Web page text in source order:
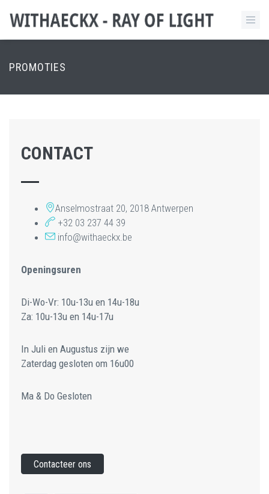
PROMOTIES
CONTACT
Anselmostraat 20, 2018 Antwerpen
+32 03 237 44 39
info@withaeckx.be
Openingsuren
Di-Wo-Vr: 10u-13u en 14u-18u
Za: 10u-13u en 14u-17u
In Juli en Augustus zijn we
Zaterdag gesloten om 16u00
Ma & Do Gesloten
Contacteer ons